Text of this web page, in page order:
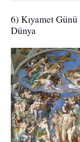
6) Kıyamet
Dünya